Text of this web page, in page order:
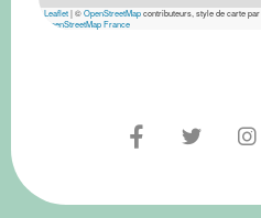
Leaflet|©OpenStreetMapcontributeurs, style de carte par
OpenStreetMap France